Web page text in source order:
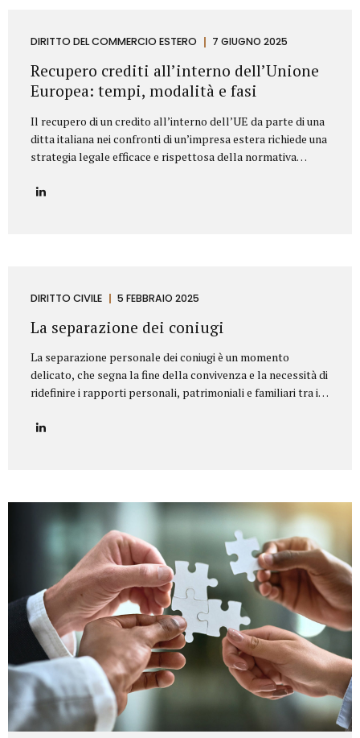
Contract. Oggetto del contratto: chiarezza e dettaglio
preciso e puntuale....
DIRITTO DEL COMMERCIO ESTERO 7 GIUGNO 2025
Recupero crediti all’interno dell’Unione
Europea: tempi, modalità e fasi
Il recupero di un credito all’interno dell’UE da parte di una
ditta italiana nei confronti di un’impresa estera richiede una
strategia legale efficace e rispettosa della normativa
assistenza completa per tutelare i diritti delle imprese
degli interessi maturati e dell’intenzione di agire
spesso risolutiva, mira a evitare...
DIRITTO CIVILE 5 FEBBRAIO 2025
La separazione dei coniugi
La separazione personale dei coniugi è un momento
delicato, che segna la fine della convivenza e la necessità di
ridefinire i rapporti personali, patrimoniali e familiari tra i
assistenza completa e personalizzata in tutte le tipologie
supporto legale e umano per giungere a soluzioni
equilibrate e sostenibili. In particolare, ci occupiamo di:
Consulenza preliminare per comprendere la situazione
familiare e individuare la procedura più adatta...